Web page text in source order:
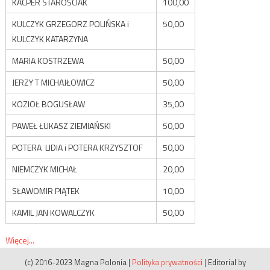
KULCZYK GRZEGORZ POLIŃSKA i
KULCZYK KATARZYNA
50,00
MARIA KOSTRZEWA
50,00
JERZY T MICHAJŁOWICZ
50,00
KOZIOŁ BOGUSŁAW
35,00
PAWEŁ ŁUKASZ ZIEMIAŃSKI
50,00
POTERA LIDIA i POTERA KRZYSZTOF
50,00
NIEMCZYK MICHAŁ
20,00
SŁAWOMIR PIĄTEK
10,00
KAMIL JAN KOWALCZYK
50,00
Więcej...
(c) 2016-2023 Magna Polonia | Polityka prywatności | Editorial by